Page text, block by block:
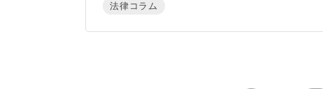
法律コラム